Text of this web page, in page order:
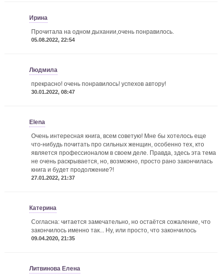
Ирина
Прочитала на одном дыхании,очень понравилось.
05.08.2022, 22:54
Людмила
прекрасно! очень понравилось! успехов автору!
30.01.2022, 08:47
Elena
Очень интересная книга, всем советую! Мне бы хотелось еще
что-нибудь почитать про сильных женщин, особенно тех, кто
является профессионалом в своем деле. Правда, здесь эта тема
не очень раскрывается, но, возможно, просто рано закончилась
книга и будет продолжение?!
27.01.2022, 21:37
Катерина
Согласна: читается замечательно, но остаётся сожаление, что
закончилось именно так... Ну, или просто, что закончилось
09.04.2020, 21:35
Литвинова Елена